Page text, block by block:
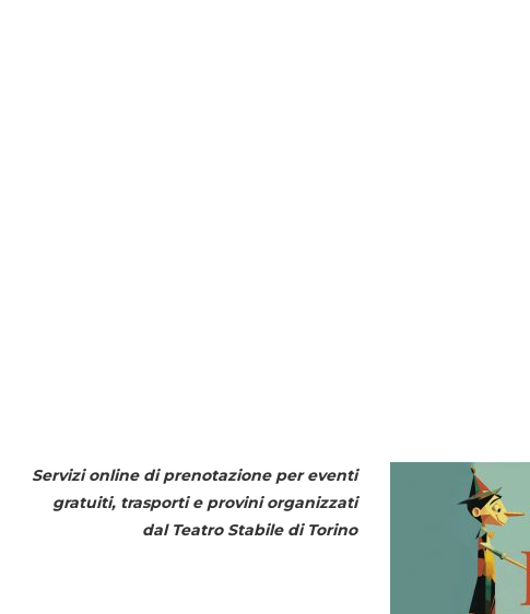
Servizi online di prenotazione per eventi
gratuiti, trasporti e provini organizzati
dal Teatro Stabile di Torino